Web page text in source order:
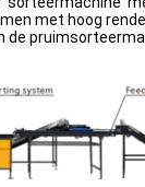
met hoog